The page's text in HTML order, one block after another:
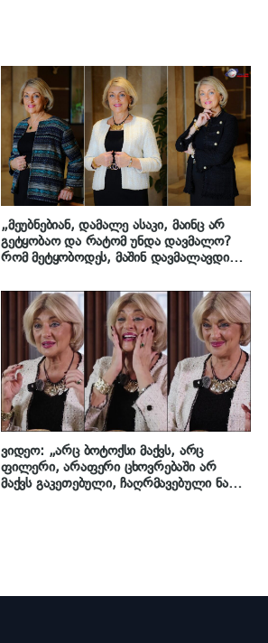
„მეუბნებიან, დამალე ასაკი, მაინც არ
გეტყობაო და რატომ უნდა დავმალო?
რომ მეტყობოდეს, მაშინ დავმალავდი…“
სოხაძემ
ვიდეო: „არც ბოტოქსი მაქვს, არც
ფილერი, არაფერი ცხოვრებაში არ
მაქვს გაკეთებული, ჩაღრმავებული ნაოჭი